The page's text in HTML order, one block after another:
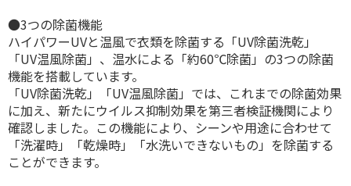
●3つの除菌機能
ハイパワーUVと温風で衣類を除菌する「UV除菌洗乾」
「UV温風除菌」、温水による「約60℃除菌」の3つの除菌
機能を搭載しています。
「UV除菌洗乾」「UV温風除菌」では、これまでの除菌効果
に加え、新たにウイルス抑制効果を第三者検証機関により
確認しました。この機能により、シーンや用途に合わせて
「洗濯時」「乾燥時」「水洗いできないもの」を除菌する
ことができます。